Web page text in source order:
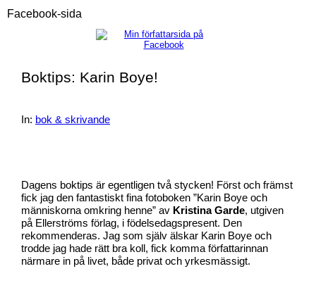
Facebook-sida
Boktips: Karin Boye!
In: bok & skrivande
Dagens boktips är egentligen två stycken! Först och främst
fick jag den fantastiskt fina fotoboken ”Karin Boye och
människorna omkring henne” av Kristina Garde, utgiven
på Ellerströms förlag, i födelsedagspresent. Den
rekommenderas. Jag som själv älskar Karin Boye och
trodde jag hade rätt bra koll, fick komma författarinnan
närmare in på livet, både privat och yrkesmässigt.